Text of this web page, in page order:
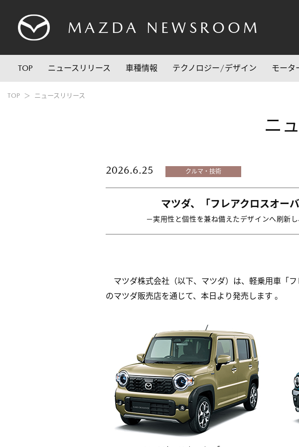
MAZDA NEWSROOM
TOP ニュースリリース 車種情報 テクノロジー/デザイン モータ
TOP ニュースリリース
ニ
2026.6.25 クルマ・技術
マツダ、「フレアクロスオー
－実用性と個性を兼ね備えたデザインへ刷新
マツダ株式会社（以下、マツダ）は、軽乗用車「
のマツダ販売店を通じて、本日より発売します 。